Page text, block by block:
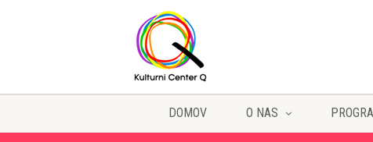
DOMOV O NAS